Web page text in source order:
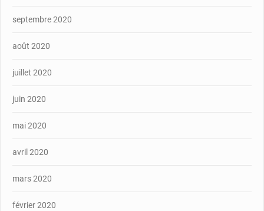
septembre 2020
août 2020
juillet 2020
juin 2020
mai 2020
avril 2020
mars 2020
février 2020